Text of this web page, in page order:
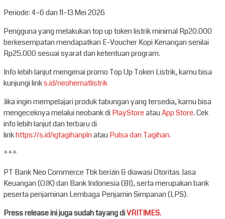
Periode: 4–6 dan 11–13 Mei 2026
Pengguna yang melakukan top up token listrik minimal Rp20.000
berkesempatan mendapatkan E-Voucher Kopi Kenangan senilai
Rp25.000 sesuai syarat dan ketentuan program.
Info lebih lanjut mengenai promo Top Up Token Listrik, kamu bisa
kunjungi links.id/neohematlistrik
Jika ingin mempelajari produk tabungan yang tersedia, kamu bisa
mengeceknya melalui neobank diPlayStoreatauApp Store. Cek
info lebih lanjut dan terbaru di
linkhttps://s.id/igtagihanplnatauPulsa dan Tagihan.
***
PT Bank Neo Commerce Tbk berizin & diawasi Otoritas Jasa
Keuangan (OJK) dan Bank Indonesia (BI), serta merupakan bank
peserta penjaminan Lembaga Penjamin Simpanan (LPS).
Press release ini juga sudah tayang diVRITIMES.